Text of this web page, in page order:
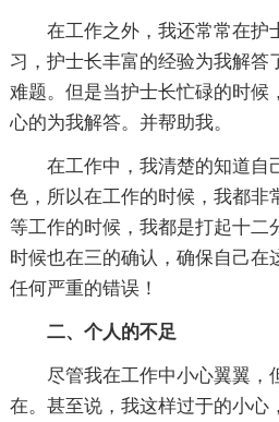
在工作之外，我还常常在护
习，护士长丰富的经验为我解答
难题。但是当护士长忙碌的时候
心的为我解答。并帮助我。
在工作中，我清楚的知道自
色，所以在工作的时候，我都非
等工作的时候，我都是打起十二
时候也在三的确认，确保自己在
任何严重的错误！
二、个人的不足
尽管我在工作中小心翼翼，
在。甚至说，我这样过于的小心